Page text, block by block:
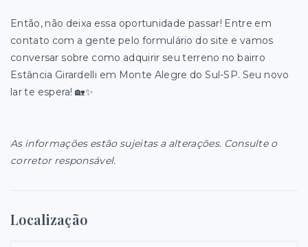
Então, não deixa essa oportunidade passar! Entre em
contato com a gente pelo formulário do site e vamos
conversar sobre como adquirir seu terreno no bairro
Estância Girardelli em Monte Alegre do Sul-SP. Seu novo
lar te espera! 🏡✨
As informações estão sujeitas a alterações. Consulte o
corretor responsável.
Localização